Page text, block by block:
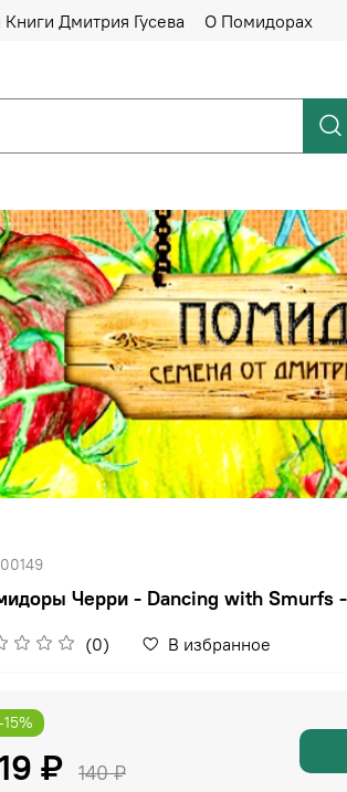
Книги Дмитрия Гусева О Помидорах
00149
Черри - Dancing with Smurfs
(0) В избранное
₽ 140 ₽